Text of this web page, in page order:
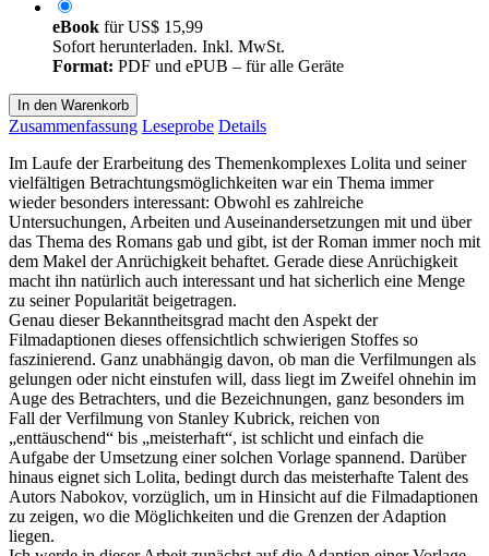
eBook fürUS$ 15,99
Sofort herunterladen. Inkl. MwSt.
Format: PDF und ePUB – für alle Geräte
In den Warenkorb
Zusammenfassung Leseprobe Details
Im Laufe der Erarbeitung des Themenkomplexes Lolita und seiner
vielfältigen Betrachtungsmöglichkeiten war ein Thema immer
wieder besonders interessant: Obwohl es zahlreiche
Untersuchungen, Arbeiten und Auseinandersetzungen mit und über
das Thema des Romans gab und gibt, ist der Roman immer noch mit
dem Makel der Anrüchigkeit behaftet. Gerade diese Anrüchigkeit
macht ihn natürlich auch interessant und hat sicherlich eine Menge
zu seiner Popularität beigetragen.
Genau dieser Bekanntheitsgrad macht den Aspekt der
Filmadaptionen dieses offensichtlich schwierigen Stoffes so
faszinierend. Ganz unabhängig davon, ob man die Verfilmungen als
gelungen oder nicht einstufen will, dass liegt im Zweifel ohnehin im
Auge des Betrachters, und die Bezeichnungen, ganz besonders im
Fall der Verfilmung von Stanley Kubrick, reichen von
„enttäuschend“ bis „meisterhaft“, ist schlicht und einfach die
Aufgabe der Umsetzung einer solchen Vorlage spannend. Darüber
hinaus eignet sich Lolita, bedingt durch das meisterhafte Talent des
Autors Nabokov, vorzüglich, um in Hinsicht auf die Filmadaptionen
zu zeigen, wo die Möglichkeiten und die Grenzen der Adaption
liegen.